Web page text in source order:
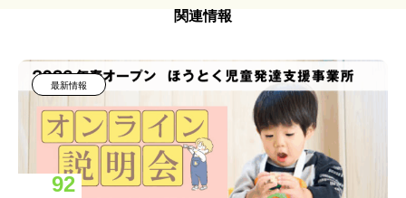
関連情報
最新情報
92